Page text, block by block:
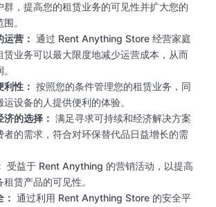
群，提高您的租赁业务的可见性并扩大您的
。
营： 通过 Rent Anything Store 经营家庭
赁业务可以最大限度地减少运营成本，从而
性： 按照您的条件管理您的租赁业务，同
运设备的人提供便利的体验。
的选择： 满足寻求可持续和经济解决方案
者的需求，符合对环保替代品日益增长的需
受益于 Rent Anything 的营销活动，以提高
赁产品的可见性。
通过利用 Rent Anything Store 的安全平